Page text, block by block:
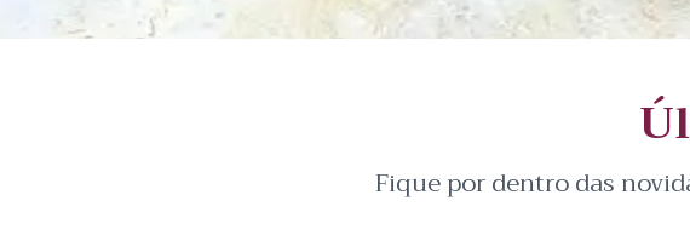
Fique por dentro das